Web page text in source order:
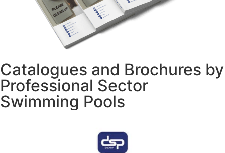
Catalogues and Brochures by
Professional Sector
Swimming Pools